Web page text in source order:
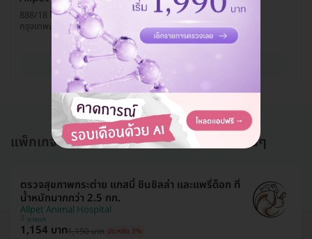
888/18 โครงการเจ้าสัว 69 ถ. บางบอน 3 แขวงหลักสอง เขตบางแค
กรุงเทพมหานคร 10160
ดูรายละเอียด
แพ็กเกจอื่นใน ตรวจโรคเฉพาะทางสัตว์เลี้ยงอื่นๆ
ตรวจสุขภาพกระต่าย แกสบี้ ชินชิลล่า และแพรี่ด็อก ที่
น้ำหนักมากกว่า 2.5 กก.
Allpet Animal Hospital
บางแค
1,154 บาท1,190 บาท ประหยัด 3%